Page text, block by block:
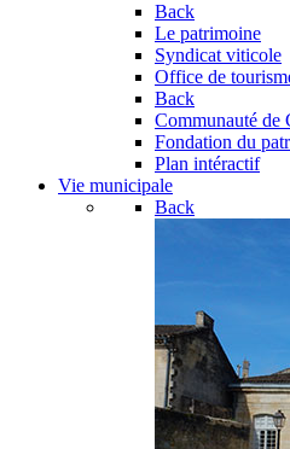
Back
Le patrimoine
Syndicat viticole
Office de
Back
Communauté de
Fondation du
Plan intéractif
Vie municipale
Back